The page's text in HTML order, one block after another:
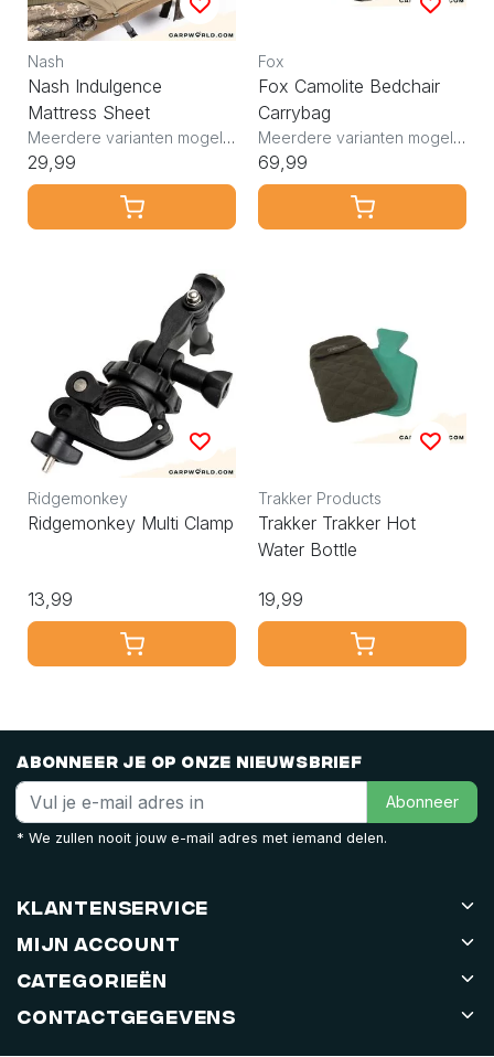
Nash
Nash Indulgence
Mattress Sheet
Meerdere varianten mogelijk
29,99
Fox
Fox Camolite Bedchair
Carrybag
Meerdere varianten mogelijk
69,99
Ridgemonkey
Ridgemonkey Multi Clamp
13,99
Trakker Products
Trakker Trakker Hot
Water Bottle
19,99
Abonneer je op onze nieuwsbrief
Abonneer
* We zullen nooit jouw e-mail adres met iemand delen.
Klantenservice
Mijn account
Categorieën
Contactgegevens